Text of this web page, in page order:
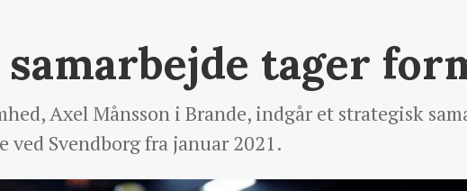
tager
Axel Månsson i Brande, indgår et strategisk
Svendborg fra januar 2021.